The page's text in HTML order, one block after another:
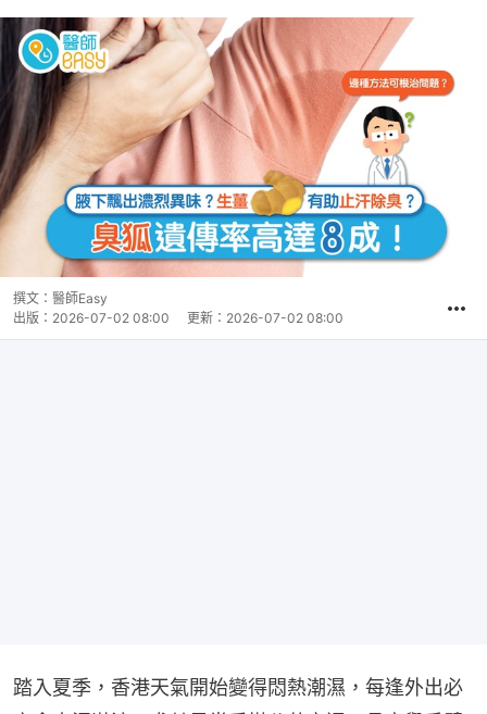
撰文： 醫師Easy
出版： 2026-07-02 08:00 更新： 2026-07-02 08:00
踏入夏季，香港天氣開始變得悶熱潮濕，每逢外出必